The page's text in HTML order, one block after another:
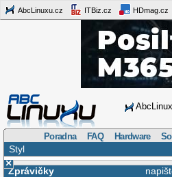
AbcLinuxu.cz ITBiz.cz HDmag.cz
Poradna FAQ Hardware
Styl
×
Zprávičky